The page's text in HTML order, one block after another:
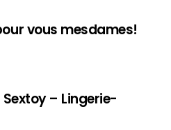
vous mesdames!
– Lingerie-